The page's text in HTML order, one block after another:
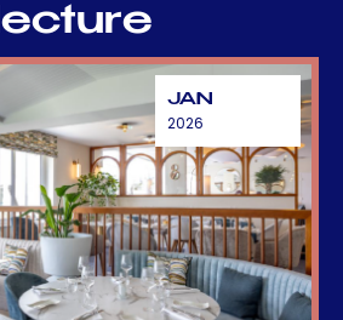
lecture
JAN
2026